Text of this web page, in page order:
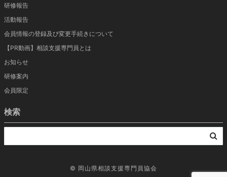
研修報告
活動報告
会員情報の登録及び変更手続きについて
【PR動画】相談支援専門員とは
お知らせ
研修案内
会員限定
検索
© 岡山県相談支援専門員協会